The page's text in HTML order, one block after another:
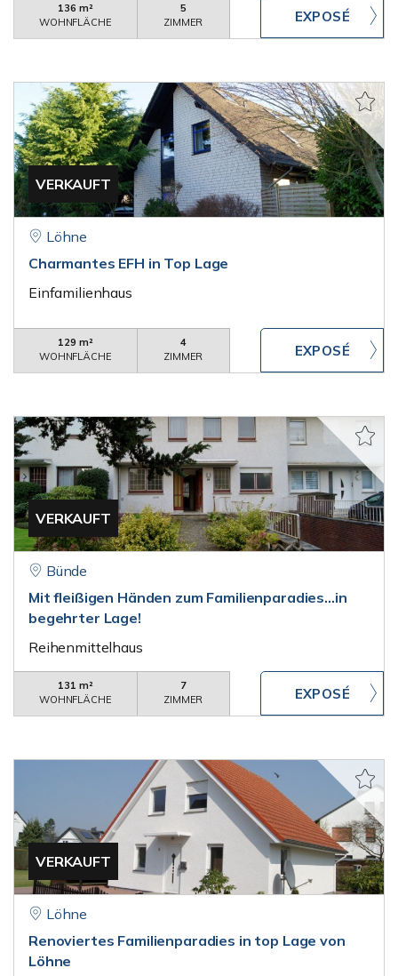
136 m²
WOHNFLÄCHE
5
ZIMMER
VERKAUFT
Löhne
Charmantes EFH in Top Lage
Einfamilienhaus
129 m²
WOHNFLÄCHE
4
ZIMMER
VERKAUFT
Bünde
Mit fleißigen Händen zum Familienparadies...in
begehrter Lage!
Reihenmittelhaus
131 m²
WOHNFLÄCHE
7
ZIMMER
VERKAUFT
Löhne
Renoviertes Familienparadies in top Lage von
Löhne